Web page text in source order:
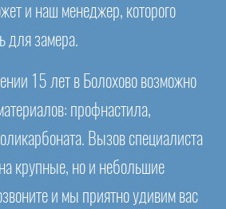
и наш менеджер, которого
для замера.
15 лет в Болохово возможно
профнастила,
Вызов специалиста
крупные, но и небольшие
и мы приятно удивим вас